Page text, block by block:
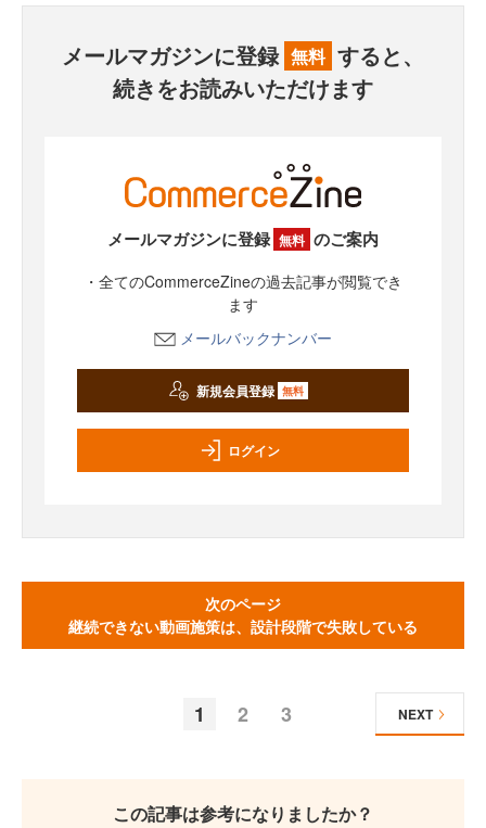
メールマガジンに登録 無料 すると、
続きをお読みいただけます
メールマガジンに登録 無料 のご案内
・全てのCommerceZineの過去記事が閲覧でき
ます
メールバックナンバー
新規会員登録 無料
ログイン
次のページ
継続できない動画施策は、設計段階で失敗している
1 2 3 NEXT
この記事は参考になりましたか？